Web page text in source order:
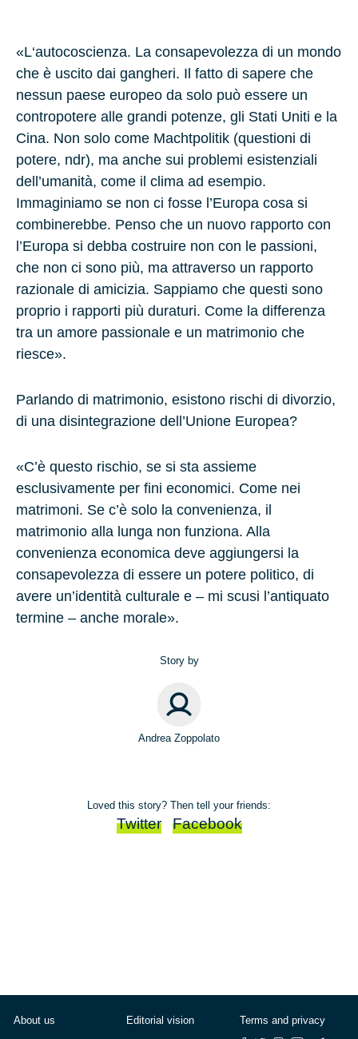
«L‘autocoscienza. La consapevolezza di un mondo
che è uscito dai gangheri. Il fatto di sapere che
nessun paese europeo da solo può essere un
contropotere alle grandi potenze, gli Stati Uniti e la
Cina. Non solo come Machtpolitik (questioni di
potere, ndr), ma anche sui problemi esistenziali
dell’umanità, come il clima ad esempio.
Immaginiamo se non ci fosse l’Europa cosa si
combinerebbe. Penso che un nuovo rapporto con
l’Europa si debba costruire non con le passioni,
che non ci sono più, ma attraverso un rapporto
razionale di amicizia. Sappiamo che questi sono
proprio i rapporti più duraturi. Come la differenza
tra un amore passionale e un matrimonio che
riesce».
Parlando di matrimonio, esistono rischi di divorzio,
di una disintegrazione dell’Unione Europea?
«C’è questo rischio, se si sta assieme
esclusivamente per fini economici. Come nei
matrimoni. Se c’è solo la convenienza, il
matrimonio alla lunga non funziona. Alla
convenienza economica deve aggiungersi la
consapevolezza di essere un potere politico, di
avere un’identità culturale e – mi scusi l’antiquato
termine – anche morale».
Story by
Andrea Zoppolato
Loved this story? Then tell your friends:
Twitter Facebook
About us
Editorial vision
Terms and privacy